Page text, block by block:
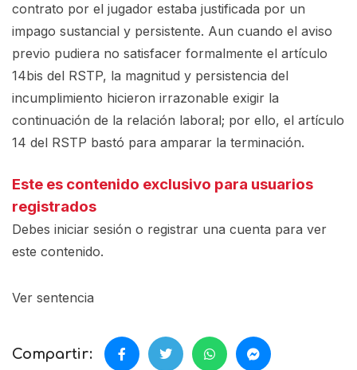
contrato por el jugador estaba justificada por un
impago sustancial y persistente. Aun cuando el aviso
previo pudiera no satisfacer formalmente el artículo
14bis del RSTP, la magnitud y persistencia del
incumplimiento hicieron irrazonable exigir la
continuación de la relación laboral; por ello, el artículo
14 del RSTP bastó para amparar la terminación.
Este es contenido exclusivo para usuarios
registrados
Debes iniciar sesión o registrar una cuenta para ver
este contenido.
Ver sentencia
Compartir: